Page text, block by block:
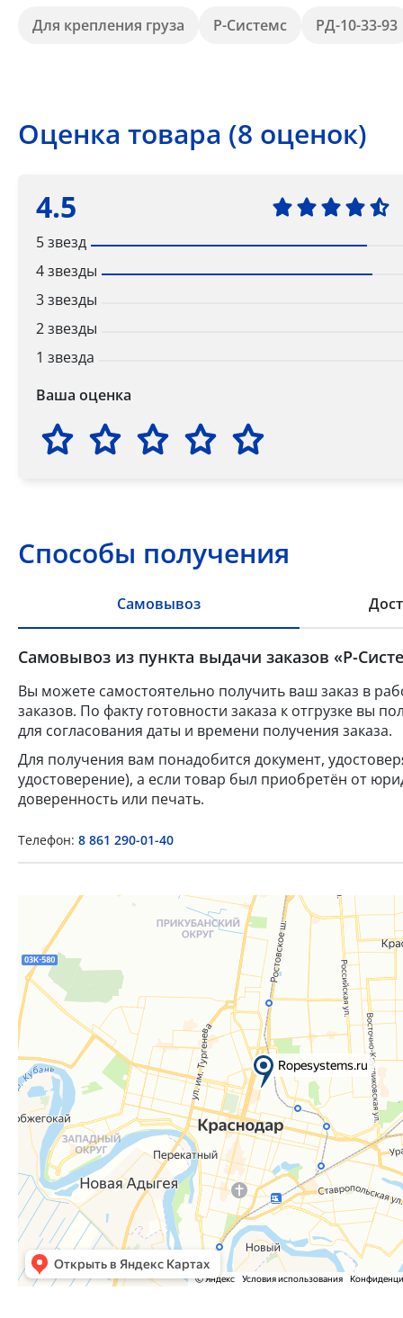
Для крепления груза Р-Системс РД-10-33-93
Оценка товара (8 оценок)
4.5
5 звезд
4 звезды
3 звезды
2 звезды
1 звезда
Ваша оценка
Способы получения
Самовывоз
Самовывоз из пункта выдачи заказов «Р-
Вы можете самостоятельно получить ваш заказ в
заказов. По факту готовности заказа к отгрузке вы
для согласования даты и времени получения заказа.
Для получения вам понадобится документ,
удостоверение), а если товар был приобретён от
доверенность или печать.
Телефон: 8 861 290-01-40